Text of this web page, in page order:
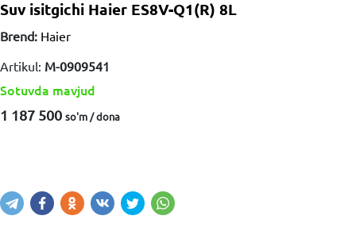
Suv isitgichi Haier ES8V-Q1(R) 8L
Brend: Haier
Artikul: M-0909541
Sotuvda mavjud
1 187 500 so'm / dona